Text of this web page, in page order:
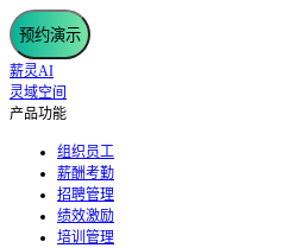
预约演示
薪灵AI
灵域空间
产品功能
组织员工
薪酬考勤
招聘管理
绩效激励
培训管理